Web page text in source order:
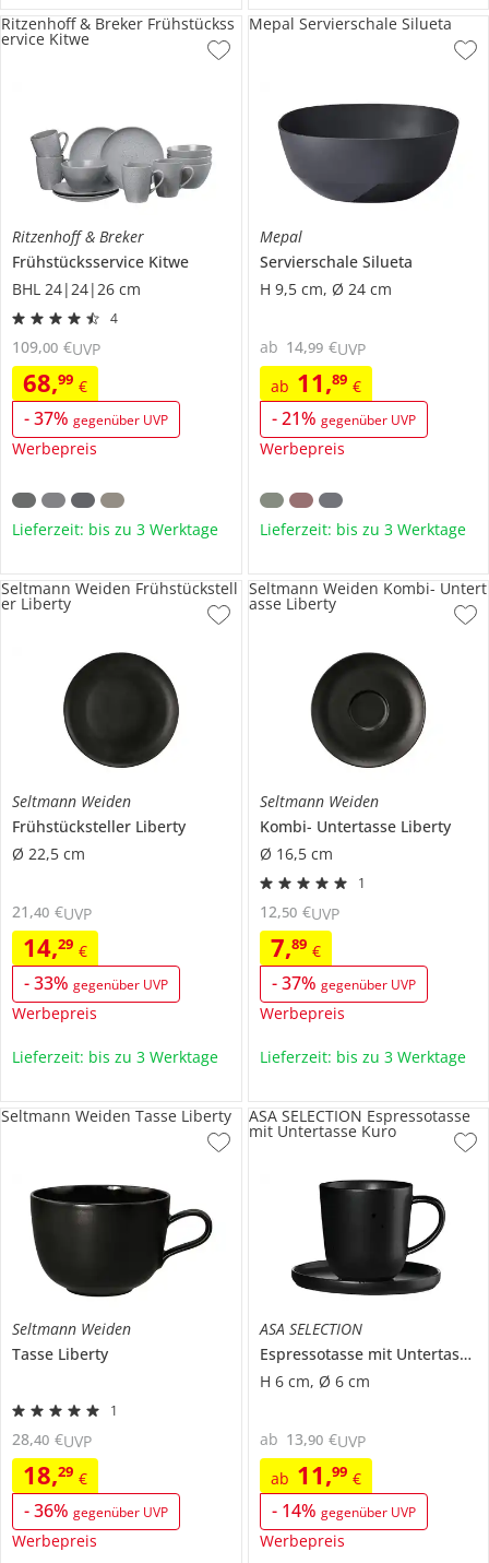
Ritzenhoff & Breker
Frühstücksservice Kitwe
BHL 24|24|26 cm
4
68,99 €
-37% gegenüber UVP
Werbepreis
109,00 €UVP
Ritzenhoff & Breker Frühstückss
ervice Kitwe
Lieferzeit: bis zu 3 Werktage
Mepal
Servierschale Silueta
H 9,5 cm, Ø 24 cm
ab 11,89 €
-21% gegenüber UVP
Werbepreis
ab 14,99 €UVP
Mepal Servierschale Silueta
Lieferzeit: bis zu 3 Werktage
Seltmann Weiden
Frühstücksteller Liberty
Ø 22,5 cm
14,29 €
-33% gegenüber UVP
Werbepreis
21 ,40 €UVP
Seltmann Weiden Frühstückstell
er Liberty
Lieferzeit: bis zu 3 Werktage
Seltmann Weiden
Kombi- Untertasse Liberty
Ø 16,5 cm
1
7,89 €
-37% gegenüber UVP
Werbepreis
12,50 €UVP
Seltmann Weiden Kombi- Untert
asse Liberty
Lieferzeit: bis zu 3 Werktage
Seltmann Weiden
Tasse Liberty
1
18,29 €
-36% gegenüber UVP
Werbepreis
28,40 €UVP
Seltmann Weiden Tasse Liberty
ASA SELECTION
Espressotasse mit Untertasse
H 6 cm, Ø 6 cm
ab 11,99 €
- 14% gegenüber UVP
Werbepreis
ab 13,90 €UVP
ASA SELECTION Espressotasse
mit Untertasse Kuro